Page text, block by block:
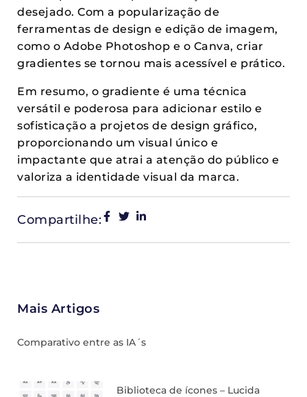
desejado. Com a popularização de
ferramentas de design e edição de imagem,
como o Adobe Photoshop e o Canva, criar
gradientes se tornou mais acessível e prático.
Em resumo, o gradiente é uma técnica
versátil e poderosa para adicionar estilo e
sofisticação a projetos de design gráfico,
proporcionando um visual único e
impactante que atrai a atenção do público e
valoriza a identidade visual da marca.
Compartilhe:
Mais Artigos
Comparativo entre as IA´s
Biblioteca de ícones – Lucida